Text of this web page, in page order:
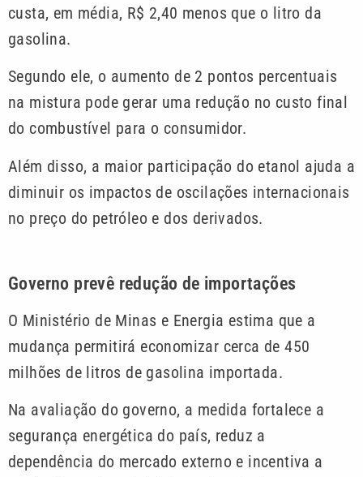
custa, em média, R$ 2,40 menos que o litro da
gasolina.
Segundo ele, o aumento de 2 pontos percentuais
na mistura pode gerar uma redução no custo final
do combustível para o consumidor.
Além disso, a maior participação do etanol ajuda a
diminuir os impactos de oscilações internacionais
no preço do petróleo e dos derivados.
Governo prevê redução de importações
O Ministério de Minas e Energia estima que a
mudança permitirá economizar cerca de 450
milhões de litros de gasolina importada.
Na avaliação do governo, a medida fortalece a
segurança energética do país, reduz a
dependência do mercado externo e incentiva a